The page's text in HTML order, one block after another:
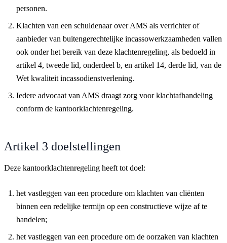
personen.
Klachten van een schuldenaar over AMS als verrichter of
aanbieder van buitengerechtelijke incassowerkzaamheden vallen
ook onder het bereik van deze klachtenregeling, als bedoeld in
artikel 4, tweede lid, onderdeel b, en artikel 14, derde lid, van de
Wet kwaliteit incassodienstverlening.
Iedere advocaat van AMS draagt zorg voor klachtafhandeling
conform de kantoorklachtenregeling.
Artikel 3 doelstellingen
Deze kantoorklachtenregeling heeft tot doel:
het vastleggen van een procedure om klachten van cliënten
binnen een redelijke termijn op een constructieve wijze af te
handelen;
het vastleggen van een procedure om de oorzaken van klachten